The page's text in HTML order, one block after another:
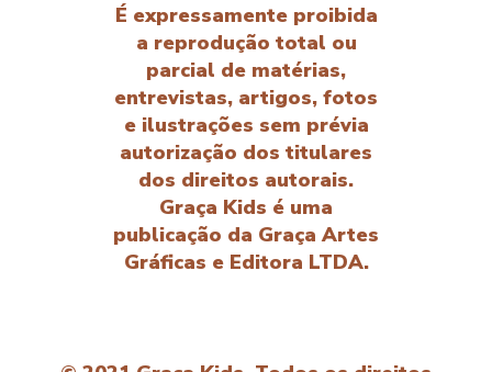
É expressamente proibida
a reprodução total ou
parcial de matérias,
entrevistas, artigos, fotos
e ilustrações sem prévia
autorização dos titulares
dos direitos autorais.
Graça Kids é uma
publicação da Graça Artes
Gráficas e Editora LTDA.